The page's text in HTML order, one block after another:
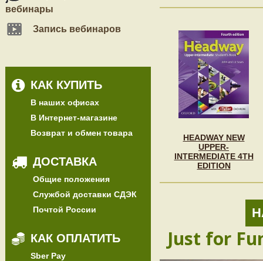
вебинары
Запись вебинаров
КАК КУПИТЬ
В наших офисах
В Интернет-магазине
Возврат и обмен товара
ДОСТАВКА
Общие положения
Службой доставки СДЭК
Почтой России
КАК ОПЛАТИТЬ
Sber Pay
HEADWAY NEW
UPPER-
INTERMEDIATE 4TH
EDITION
Just for